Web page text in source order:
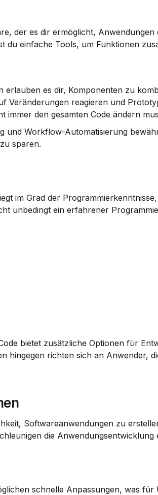
der es dir ermöglicht,
einfache Tools, um Funktionen
erlauben es dir, Komponenten zu
Veränderungen reagieren und
immer den gesamten Code ändern
und Workflow-Automatisierung
sparen.
im Grad der
unbedingt ein erfahrener
bietet zusätzliche Optionen für
hingegen richten sich an Anwender,
Softwareanwendungen zu
die Anwendungsentwicklung
schnelle Anpassungen, was